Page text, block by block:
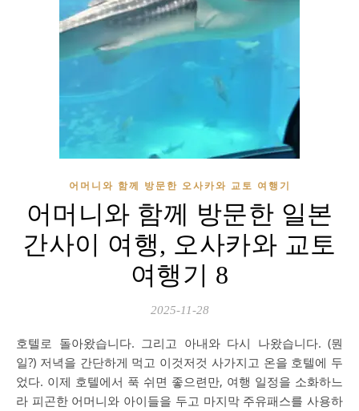
어머니와 함께 방문한 오사카와 교토 여행기
어머니와 함께 방문한 일본
간사이 여행, 오사카와 교토
여행기 8
2025-11-28
호텔로 돌아왔습니다. 그리고 아내와 다시 나왔습니다. (뭔
일?) 저녁을 간단하게 먹고 이것저것 사가지고 온을 호텔에 두
었다. 이제 호텔에서 푹 쉬면 좋으련만, 여행 일정을 소화하느
라 피곤한 어머니와 아이들을 두고 마지막 주유패스를 사용하